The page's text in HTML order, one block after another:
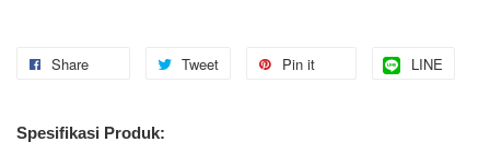
Share Tweet Pin it LINE
Spesifikasi Produk: